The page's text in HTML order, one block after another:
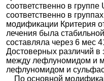
соответственно в
соответственно в
модификации Критерия
лечения была
составляла через 6 мес
Достоверных различий в
между лефлуномидом и
лефлуномидом и
По основной